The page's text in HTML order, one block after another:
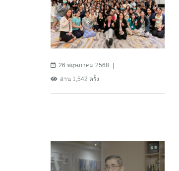
26 พฤษภาคม 2568
อ่าน 1,542 ครั้ง